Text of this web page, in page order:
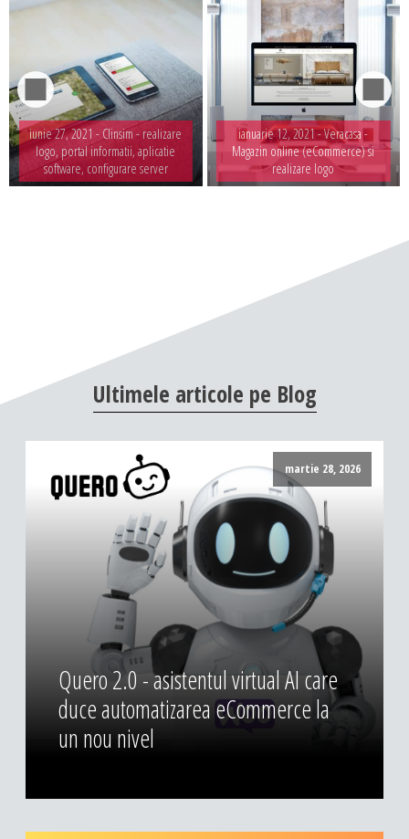
iunie 27, 2021 - Clinsim - realizare
logo, portal informatii, aplicatie
software, configurare server
ianuarie 12, 2021 -Veracasa -
Magazin online (eCommerce) si
realizare logo
Ultimele articole pe Blog
martie 28, 2026
Quero 2.0 - asistentul virtual AI care
duce automatizarea eCommerce la
un nou nivel